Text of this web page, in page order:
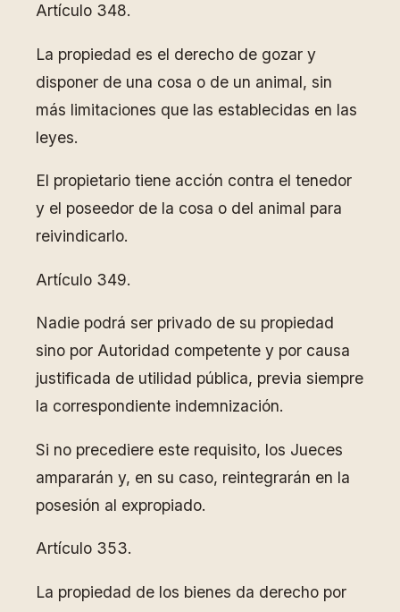
Artículo 348.
La propiedad es el derecho de gozar y
disponer de una cosa o de un animal, sin
más limitaciones que las establecidas en las
leyes.
El propietario tiene acción contra el tenedor
y el poseedor de la cosa o del animal para
reivindicarlo.
Artículo 349.
Nadie podrá ser privado de su propiedad
sino por Autoridad competente y por causa
justificada de utilidad pública, previa siempre
la correspondiente indemnización.
Si no precediere este requisito, los Jueces
ampararán y, en su caso, reintegrarán en la
posesión al expropiado.
Artículo 353.
La propiedad de los bienes da derecho por